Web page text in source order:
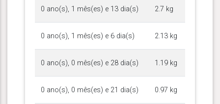
0 ano(s), 1 mês(es) e 13 dia(s) 2.7 kg
0 ano(s), 1 mês(es) e 6 dia(s) 2.13 kg
0 ano(s), 0 mês(es) e 28 dia(s) 1.19 kg
0 ano(s), 0 mês(es) e 21 dia(s) 0.97 kg